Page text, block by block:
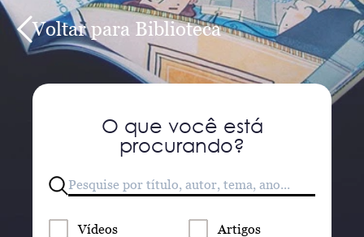
Voltar para Biblioteca
O que você está
procurando?
Vídeos Artigos